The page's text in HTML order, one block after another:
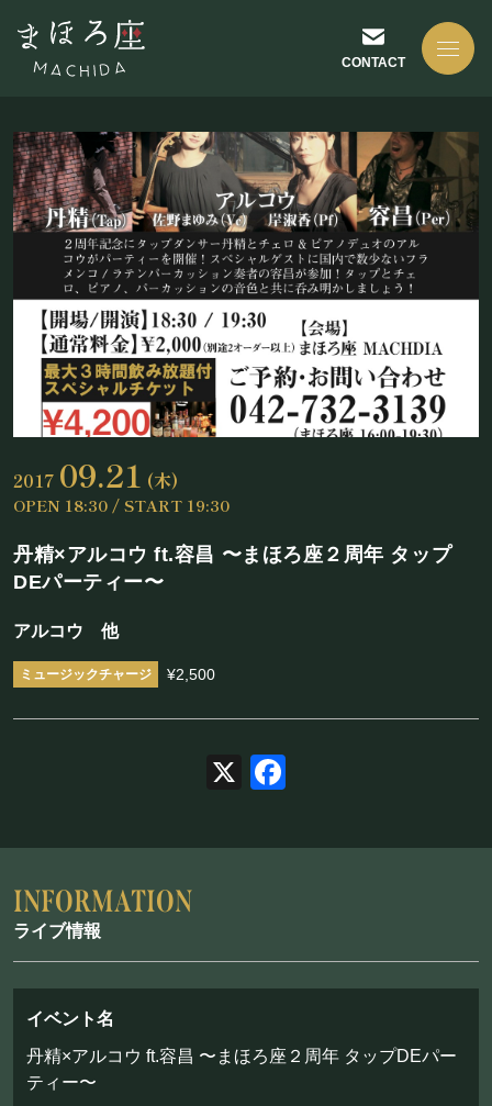
CONTACT
NEWS
お知らせ
ABOUT US
座長挨拶
機材リスト
SCHEDULE
FOOD&DRINK
フード&ドリンク
PRIVATE
2017 09.21 (木)
OPEN 18:30 / START 19:30
丹精×アルコウ ft.容昌 〜まほろ座２周年 タップ
DEパーティー〜
アルコウ 他
¥2,500
X
ライブ情報
イベント名
丹精×アルコウ ft.容昌 〜まほろ座２周年 タップDEパー
ティー〜